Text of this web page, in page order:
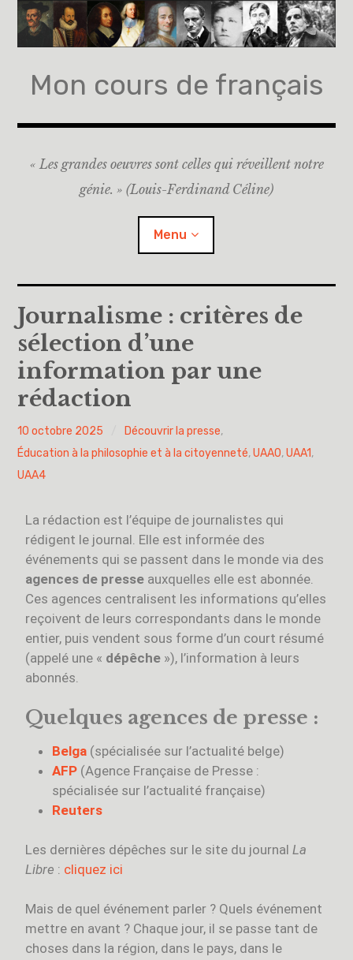
Mon cours de français
« Les grandes oeuvres sont celles qui réveillent notre
génie. » (Louis-Ferdinand Céline)
Menu
A propos
Vous avez dit UAA ?
UAA1
UAA3
UAA5
UAA6
Éducation à la philosophie et à la citoyenneté
Journalisme : critères de
sélection d’une
information par une
rédaction
PYH
10 octobre 2025 Découvrir la presse,
Éducation à la philosophie et à la citoyenneté,UAA0,UAA1,
UAA4
La rédaction est l’équipe de journalistes qui
rédigent le journal. Elle est informée des
événements qui se passent dans le monde via des
agences de presse auxquelles elle est abonnée.
Ces agences centralisent les informations qu’elles
reçoivent de leurs correspondants dans le monde
entier, puis vendent sous forme d’un court résumé
(appelé une « dépêche »), l’information à leurs
abonnés.
Quelques agences de presse :
Belga (spécialisée sur l’actualité belge)
AFP (Agence Française de Presse :
spécialisée sur l’actualité française)
Reuters
Les dernières dépêches sur le site du journalLa
Libre : cliquez ici
Mais de quel événement parler ? Quels événement
mettre en avant ? Chaque jour, il se passe tant de
choses dans la région, dans le pays, dans le